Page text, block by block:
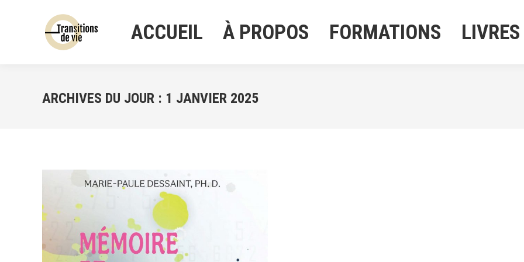
ACCUEIL À PROPOS FORMATIONS LIVRES
ARCHIVES DU JOUR : 1 JANVIER 2025
ACCUEIL À PROPOS FORMATIONS LIVRES